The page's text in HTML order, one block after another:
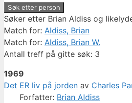
Søker etter Brian Aldiss og
Match for: Aldiss, Brian
Match for: Aldiss, Brian W.
Antall treff på gitte søk: 3
1969
Det ER liv på jorden av Charles
Forfatter: Brian Aldiss